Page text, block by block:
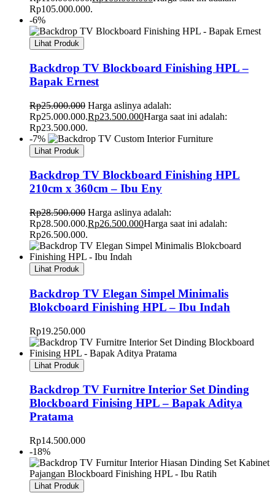
Rp105.000.000.
-6%
Lihat Produk
Backdrop TV Blockboard Finishing HPL –
Bapak Ernest
Rp25.000.000 Harga aslinya adalah:
Rp25.000.000.Rp23.500.000Harga saat ini adalah:
Rp23.500.000.
-7%
Lihat Produk
Backdrop TV Blockboard Finishing HPL
210cm x 360cm – Ibu Eny
Rp28.500.000 Harga aslinya adalah:
Rp28.500.000.Rp26.500.000Harga saat ini adalah:
Rp26.500.000.
Lihat Produk
Backdrop TV Elegan Simpel Minimalis
Blokcboard Finishing HPL – Ibu Indah
Rp19.250.000
Lihat Produk
Backdrop TV Furnitre Interior Set Dinding
Blockboard Finising HPL – Bapak Aditya
Pratama
Rp14.500.000
-18%
Lihat Produk